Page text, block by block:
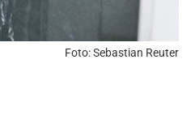
Foto: Sebastian Reuter